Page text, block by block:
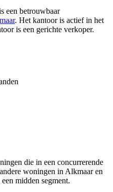
een betrouwbaar
. Het kantoor is actief in het
is een gerichte verkoper.
die in een concurrerende
woningen in Alkmaar en
midden segment.